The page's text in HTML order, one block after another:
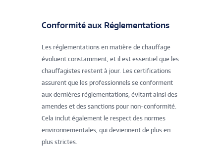
Conformité aux Réglementations
Les réglementations en matière de chauffage
évoluent constamment, et il est essentiel que les
chauffagistes restent à jour. Les certifications
assurent que les professionnels se conforment
aux dernières réglementations, évitant ainsi des
amendes et des sanctions pour non-conformité.
Cela inclut également le respect des normes
environnementales, qui deviennent de plus en
plus strictes.